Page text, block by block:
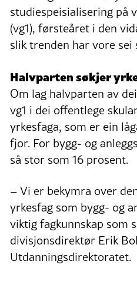
studiespeisialisering på
(vg1), førsteåret i den
slik trenden har vore sei
Halvparten søkjer
Om lag halvparten av
vg1 i dei offentlege
yrkesfaga, som er ein
fjor. For bygg- og
så stor som 16 prosent.
– Vi er bekymra over
yrkesfag som bygg- og
viktig fagkunnskap som
divisjonsdirektør Erik
Utdanningsdirektoratet.